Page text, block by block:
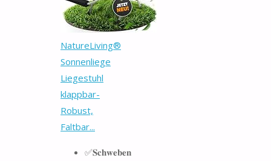
NatureLiving®
Sonnenliege
Liegestuhl
klappbar-
Robust,
Faltbar...
✅𝐒𝐜𝐡𝐰𝐞𝐛𝐞𝐧